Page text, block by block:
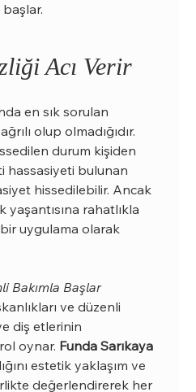
başlar.
Acı Verir
en sık sorulan
olup olmadığıdır.
durum kişiden
hassasiyeti bulunan
hissedilebilir. Ancak
rahatlıkla
uygulama olarak
Bakımla Başlar
ve düzenli
diş etlerinin
oynar. Funda Sarıkaya
estetik yaklaşım ve
değerlendirerek her